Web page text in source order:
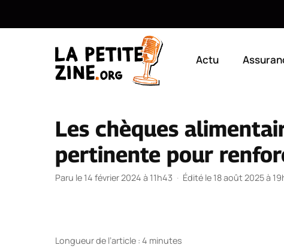
Actu
Les chèques
pertinente pour
Paru le 14 février 2024 à 11h43 · Édité le 18 août 2025 à
Longueur de l’article : 4 minutes